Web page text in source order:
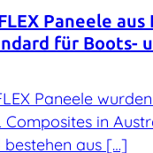
Paneele aus
für Boots-
Paneele
Composites in
bestehen aus […]